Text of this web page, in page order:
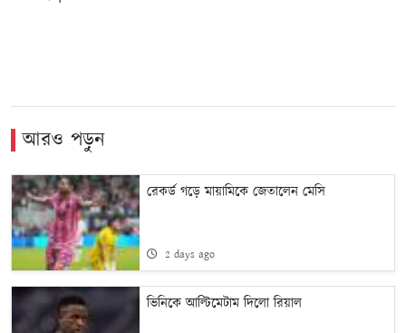
আরও পড়ুন
রেকর্ড গড়ে মায়ামিকে জেতালেন মেসি
2 days ago
ভিনিকে আল্টিমেটাম দিলো রিয়াল